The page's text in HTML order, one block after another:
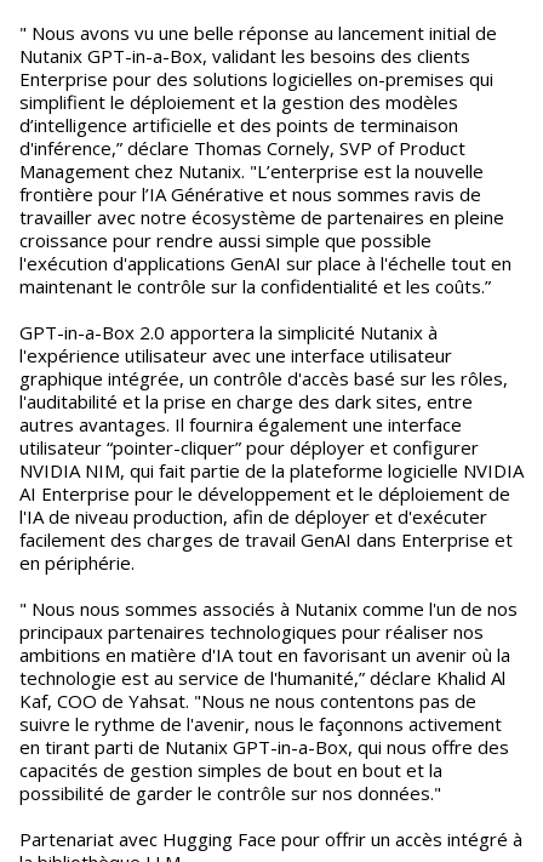
" Nous avons vu une belle réponse au lancement initial de
Nutanix GPT-in-a-Box, validant les besoins des clients
Enterprise pour des solutions logicielles on-premises qui
simplifient le déploiement et la gestion des modèles
d’intelligence artificielle et des points de terminaison
d'inférence,” déclare Thomas Cornely, SVP of Product
Management chez Nutanix. "L’enterprise est la nouvelle
frontière pour l’IA Générative et nous sommes ravis de
travailler avec notre écosystème de partenaires en pleine
croissance pour rendre aussi simple que possible
l'exécution d'applications GenAI sur place à l'échelle tout en
maintenant le contrôle sur la confidentialité et les coûts.”
GPT-in-a-Box 2.0 apportera la simplicité Nutanix à
l'expérience utilisateur avec une interface utilisateur
graphique intégrée, un contrôle d'accès basé sur les rôles,
l'auditabilité et la prise en charge des dark sites, entre
autres avantages. Il fournira également une interface
utilisateur “pointer-cliquer” pour déployer et configurer
NVIDIA NIM, qui fait partie de la plateforme logicielle NVIDIA
AI Enterprise pour le développement et le déploiement de
l'IA de niveau production, afin de déployer et d'exécuter
facilement des charges de travail GenAI dans Enterprise et
en périphérie.
" Nous nous sommes associés à Nutanix comme l'un de nos
principaux partenaires technologiques pour réaliser nos
ambitions en matière d'IA tout en favorisant un avenir où la
technologie est au service de l'humanité,” déclare Khalid Al
Kaf, COO de Yahsat. "Nous ne nous contentons pas de
suivre le rythme de l'avenir, nous le façonnons activement
en tirant parti de Nutanix GPT-in-a-Box, qui nous offre des
capacités de gestion simples de bout en bout et la
possibilité de garder le contrôle sur nos données."
Partenariat avec Hugging Face pour offrir un accès intégré à